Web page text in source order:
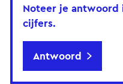
Noteer je
cijfers.
Antwoord